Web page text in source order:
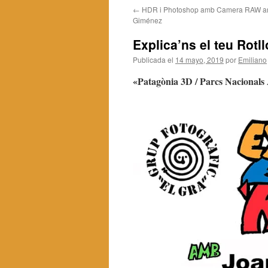
contenido
← HDR i Photoshop amb Camera RAW
Giménez
Explica’ns el teu
Publicada el 14 mayo, 2019 por Emiliano
«Patagònia 3D / Parcs